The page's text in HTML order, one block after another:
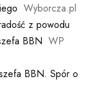
Wyborcza.pl
z powodu
BBN WP
BBN. Spór o